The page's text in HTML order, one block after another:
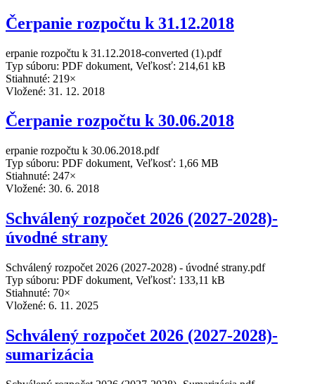
Čerpanie rozpočtu k 31.12.2018
erpanie rozpočtu k 31.12.2018-converted (1).pdf
Typ súboru: PDF dokument, Veľkosť: 214,61 kB
Stiahnuté: 219×
Vložené: 31. 12. 2018
Čerpanie rozpočtu k 30.06.2018
erpanie rozpočtu k 30.06.2018.pdf
Typ súboru: PDF dokument, Veľkosť: 1,66 MB
Stiahnuté: 247×
Vložené: 30. 6. 2018
Schválený rozpočet 2026 (2027-2028)-
úvodné strany
Schválený rozpočet 2026 (2027-2028) - úvodné strany.pdf
Typ súboru: PDF dokument, Veľkosť: 133,11 kB
Stiahnuté: 70×
Vložené: 6. 11. 2025
Schválený rozpočet 2026 (2027-2028)-
sumarizácia